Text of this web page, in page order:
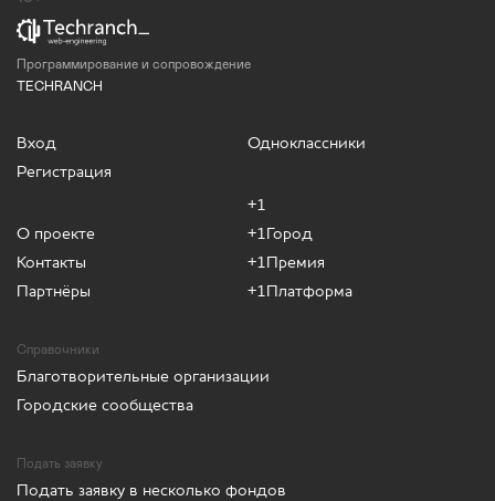
Программирование и сопровождение
TECHRANCH
Вход
Регистрация
О проекте
Контакты
Партнёры
Одноклассники
+1
+1Город
+1Премия
+1Платформа
Справочники
Благотворительные организации
Городские сообщества
Подать заявку
Подать заявку в несколько фондов